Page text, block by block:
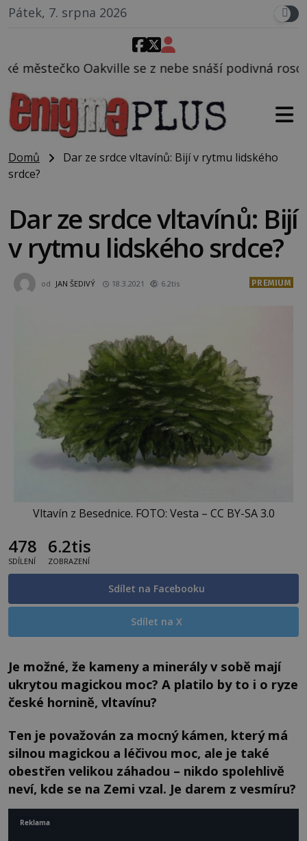
Pátek, 7. srpna 2026
z nebe snáší podivná rosolovitá látka
Domů
Dar ze srdce vltavínů: Bijí v rytmu lidského
srdce?
Dar ze srdce vltavínů: Bijí
v rytmu lidského srdce?
od JAN ŠEDIVÝ 18.3.2021 6.2tis PREMIUM
Vltavín z Besednice. FOTO: Vesta – CC BY-SA 3.0
478
SDÍLENÍ
6.2tis
ZOBRAZENÍ
Sdílet na Facebooku
Sdílet na X
Je možné, že kameny a minerály v sobě mají
ukrytou magickou moc? A platilo by to i o ryze
české hornině, vltavínu?
Ten je považován za mocný kámen, který má
silnou magickou a léčivou moc, ale je také
obestřen velikou záhadou – nikdo spolehlivě
neví, kde se na Zemi vzal. Je darem z vesmíru?
Reklama